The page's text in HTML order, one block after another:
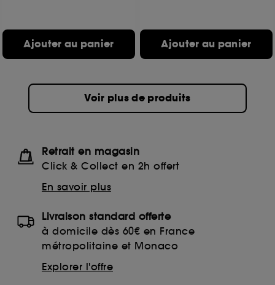
Ajouter au panier Ajouter au panier
Voir plus de produits
Retrait en magasin
Click & Collect en 2h offert
En savoir plus
Livraison standard offerte
à domicile dès 60€ en France
métropolitaine et Monaco
Explorer l'offre